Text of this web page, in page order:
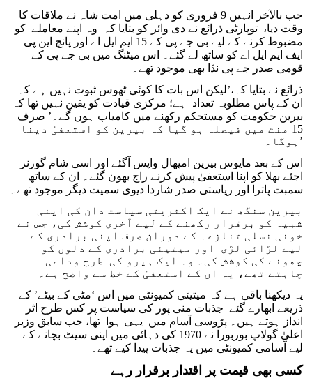
جب بالآخر انہیں 9 فروری کو دہلی میں امت شاہ نے ملاقات کا
وقت دیا، توپارٹی ذرائع نے دی وائر کو بتایا کہ وہ اپنے معاملے کو
مضبوط کرنے کے لیے بی جے پی کے 15 ایم ایل اے اور پانچ این پی
ایف ایم ایل اے کو ساتھ لے گئے۔ اس میٹنگ میں بی جے پی کے
قومی صدر جے پی نڈا بھی موجود تھے۔
ذرائع نے بتایا کہ،’لیکن اس بات کا کوئی ٹھوس ثبوت نہیں ہے کہ
ان کے پاس مطلوبہ تعداد ہے؛ مرکزی قیادت کو یقین نہیں تھا کہ
بیرین حکومت کو مستحکم رکھنے میں کامیاب ہوں گے۔’ صرف
15 منٹ میں فیصلہ ہو گیا کہ بیرین کو استعفیٰ دینا
ہوگا۔’
اس کے بعد مایوس بیرین امپھال واپس آگئے اور اسی شام گورنر
اجئے بھلا کو اپنا استعفیٰ پیش کرنے راج بھون گئے۔ ان کے ساتھ
سمبت پاترا اور ریاستی صدر شاردا دیوی سمیت دیگر موجود تھے۔
بیرین سنگھ نے ایک اکثریتی سیاست دان کی اپنی
شبیہ کو برقرار رکھنے کے لیے آخری کوشش کی، جس نے
خونی نسلی تنازعہ کے دوران صرف اپنی برادری کے
لیے لڑائی لڑی اور میتیئی برادری کے دلوں کو
چھونے کی کوشش کی۔ وہ ایک ہیرو کی طرح وداعی
چاہتے تھے، یہ ان کے استعفیٰ کے خط سے واضح ہے۔
یہ دیکھنا باقی ہے کہ میتیئی کمیونٹی میں اس ‘مٹی کے بیٹے’ کے
ذریعے ابھارے گئے جذبات منی پور کی سیاست پر کس طرح اثر
انداز ہوتے ہیں۔ پڑوسی آسام میں یہی ہوا تھا، جب سابق وزیر
اعلیٰ گولاپ بوربورا نے 1970 کی دہائی میں اپنی سیٹ بچانے کے
لیے آسامی کمیونٹی میں یہ جذبات پیدا کیے تھے۔
کسی بھی قیمت پر اقتدار برقرار رہے